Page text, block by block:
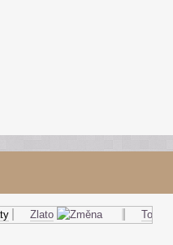
Zlato Topný